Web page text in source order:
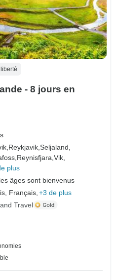
- 8 jours en
Reykjavik,Seljaland,
Reynisfjara,Vik,
plus
âges sont bienvenus
Français, +3 de plus
Travel